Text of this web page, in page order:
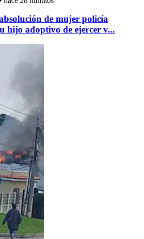
de mujer policía
hijo adoptivo de ejercer v...